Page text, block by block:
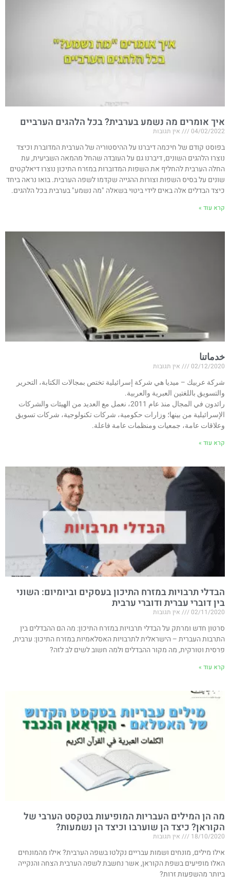
איך אומרים מה נשמע בערבית? בכל הלהגים הערביים
04/02/2022 אין תגובות
בפוסט קודם של חיכמה דיברנו על ההיסטוריה של הערבית המדוברת וכיצד
נוצרו הלהגים השונים, דיברנו גם על העובדה שהחל מהמאה השביעית, עת
החלה הערבית להחליף את השפות המדוברות במזרח התיכון נוצרו דיאלקטים
שונים על בסיס השפות וצורות ההגייה שקדמו לשפה הערבית. בואו נראה ביחד
כיצד הבדלים אלה באים לידי ביטוי בשאלה "מה נשמע" בערבית בכל הלהגים.
קרא עוד »
خدماتنا
02/12/2020 אין תגובות
شركة عربيك – ميديا هي شركة إسرائيلية تختص بمجالات الكتابة، التحرير
والتسويق باللغتين العبرية والعربية.
رائدون في المجال منذ عام 2011، نعمل مع العديد من الهيئات والشركات
الإسرائيلية من بينها؛ وزارات حكومية، شركات تكنولوجية، شركات تسويق
وعلاقات عامة، جمعيات ومنظمات عامة فاعلة.
קרא עוד »
הבדלי תרבויות במזרח התיכון בעסקים וביומיום: השוני
בין דוברי עברית ודוברי ערבית
02/11/2020 אין תגובות
סרטון חדש ומרתק על הבדלי תרבויות במזרח התיכון: מה הם ההבדלים בין
התרבות העברית – הישראלית לתרבויות האסלאמיות במזרח התיכון: ערבית,
פרסית וטורקית, מה מקור ההבדלים ולמה חשוב לשים לב לזה?
קרא עוד »
מה הן המילים העבריות המופיעות בטקסט הערבי של
הקוראן? כיצד הן שוערבו וכיצד הן נשמעות?
18/10/2020 אין תגובות
אילו מילים, מונחים ושמות עבריים נקלטו בשפה הערבית? אילו מהמונחים
האלו מופיעים בשפת הקוראן, אשר נחשבת לשפה הערבית הצחה והנקייה
ביותר מהשפעות זרות?